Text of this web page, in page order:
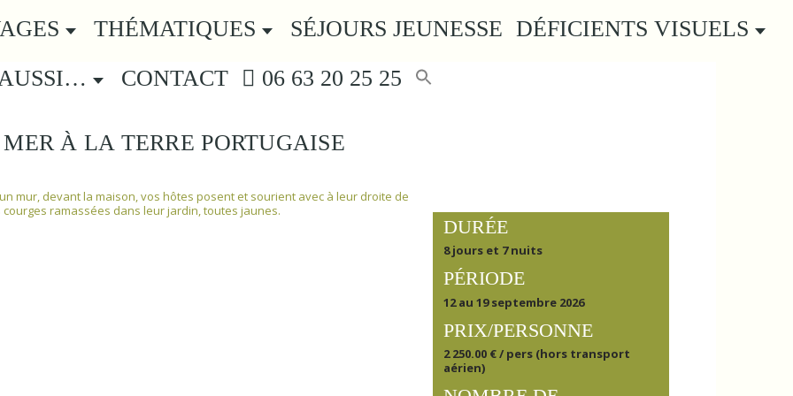
THÉMATIQUES SÉJOURS JEUNESSE DÉFICIENTS VISUELS
CONTACT 06 63 20 25 25
À LA TERRE PORTUGAISE
DURÉE
8 jours et 7 nuits
PÉRIODE
12 au 19 septembre 2026
PRIX/PERSONNE
2 250.00 € / pers (hors transport
aérien)